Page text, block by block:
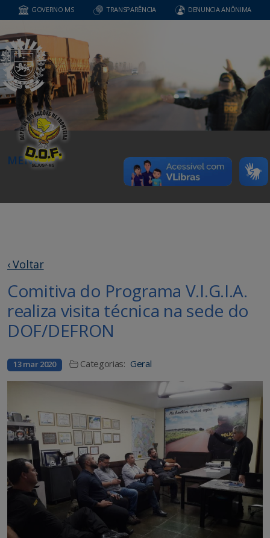
GOVERNO MS TRANSPARÊNCIA DENUNCIA ANÔNIMA
MENU
‹ Voltar
Comitiva do Programa V.I.G.I.A.
realiza visita técnica na sede do
DOF/DEFRON
13 mar 2020 Categorias: Geral